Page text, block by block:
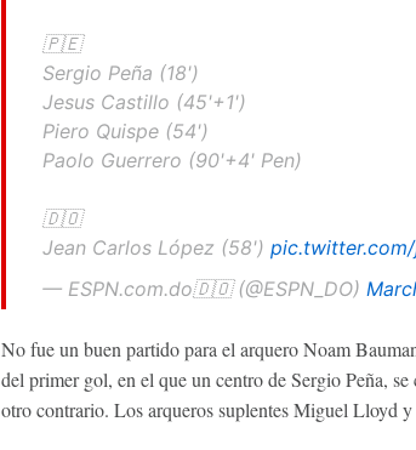
🇵🇪
Sergio Peña (18')
Jesus Castillo (45'+1')
Piero Quispe (54')
Paolo Guerrero (90'+4' Pen)
🇩🇴
Jean Carlos López (58')
— ESPN.com.do🇩🇴 (@ESPN_DO)
No fue un buen partido para el arquero Noam
del primer gol, en el que un centro de Sergio Peña,
otro contrario. Los arqueros suplentes Miguel Lloyd